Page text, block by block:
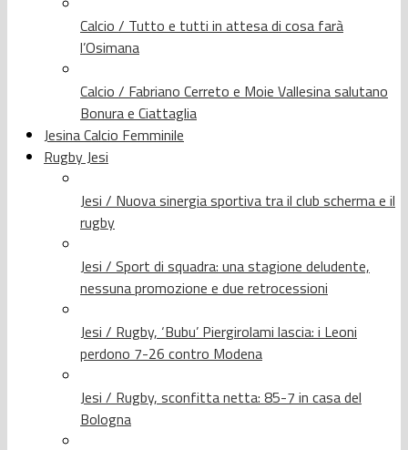
Calcio / Tutto e tutti in attesa di cosa farà
l’Osimana
Calcio / Fabriano Cerreto e Moie Vallesina salutano
Bonura e Ciattaglia
Jesina Calcio Femminile
Rugby Jesi
Jesi / Nuova sinergia sportiva tra il club scherma e il
rugby
Jesi / Sport di squadra: una stagione deludente,
nessuna promozione e due retrocessioni
Jesi / Rugby, ‘Bubu’ Piergirolami lascia: i Leoni
perdono 7-26 contro Modena
Jesi / Rugby, sconfitta netta: 85-7 in casa del
Bologna